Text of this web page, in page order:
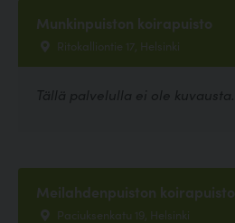
Munkinpuiston koirapuisto
Ritokalliontie 17, Helsinki
Tällä palvelulla ei ole kuvausta.
Meilahdenpuiston koirapuisto
Paciuksenkatu 19, Helsinki